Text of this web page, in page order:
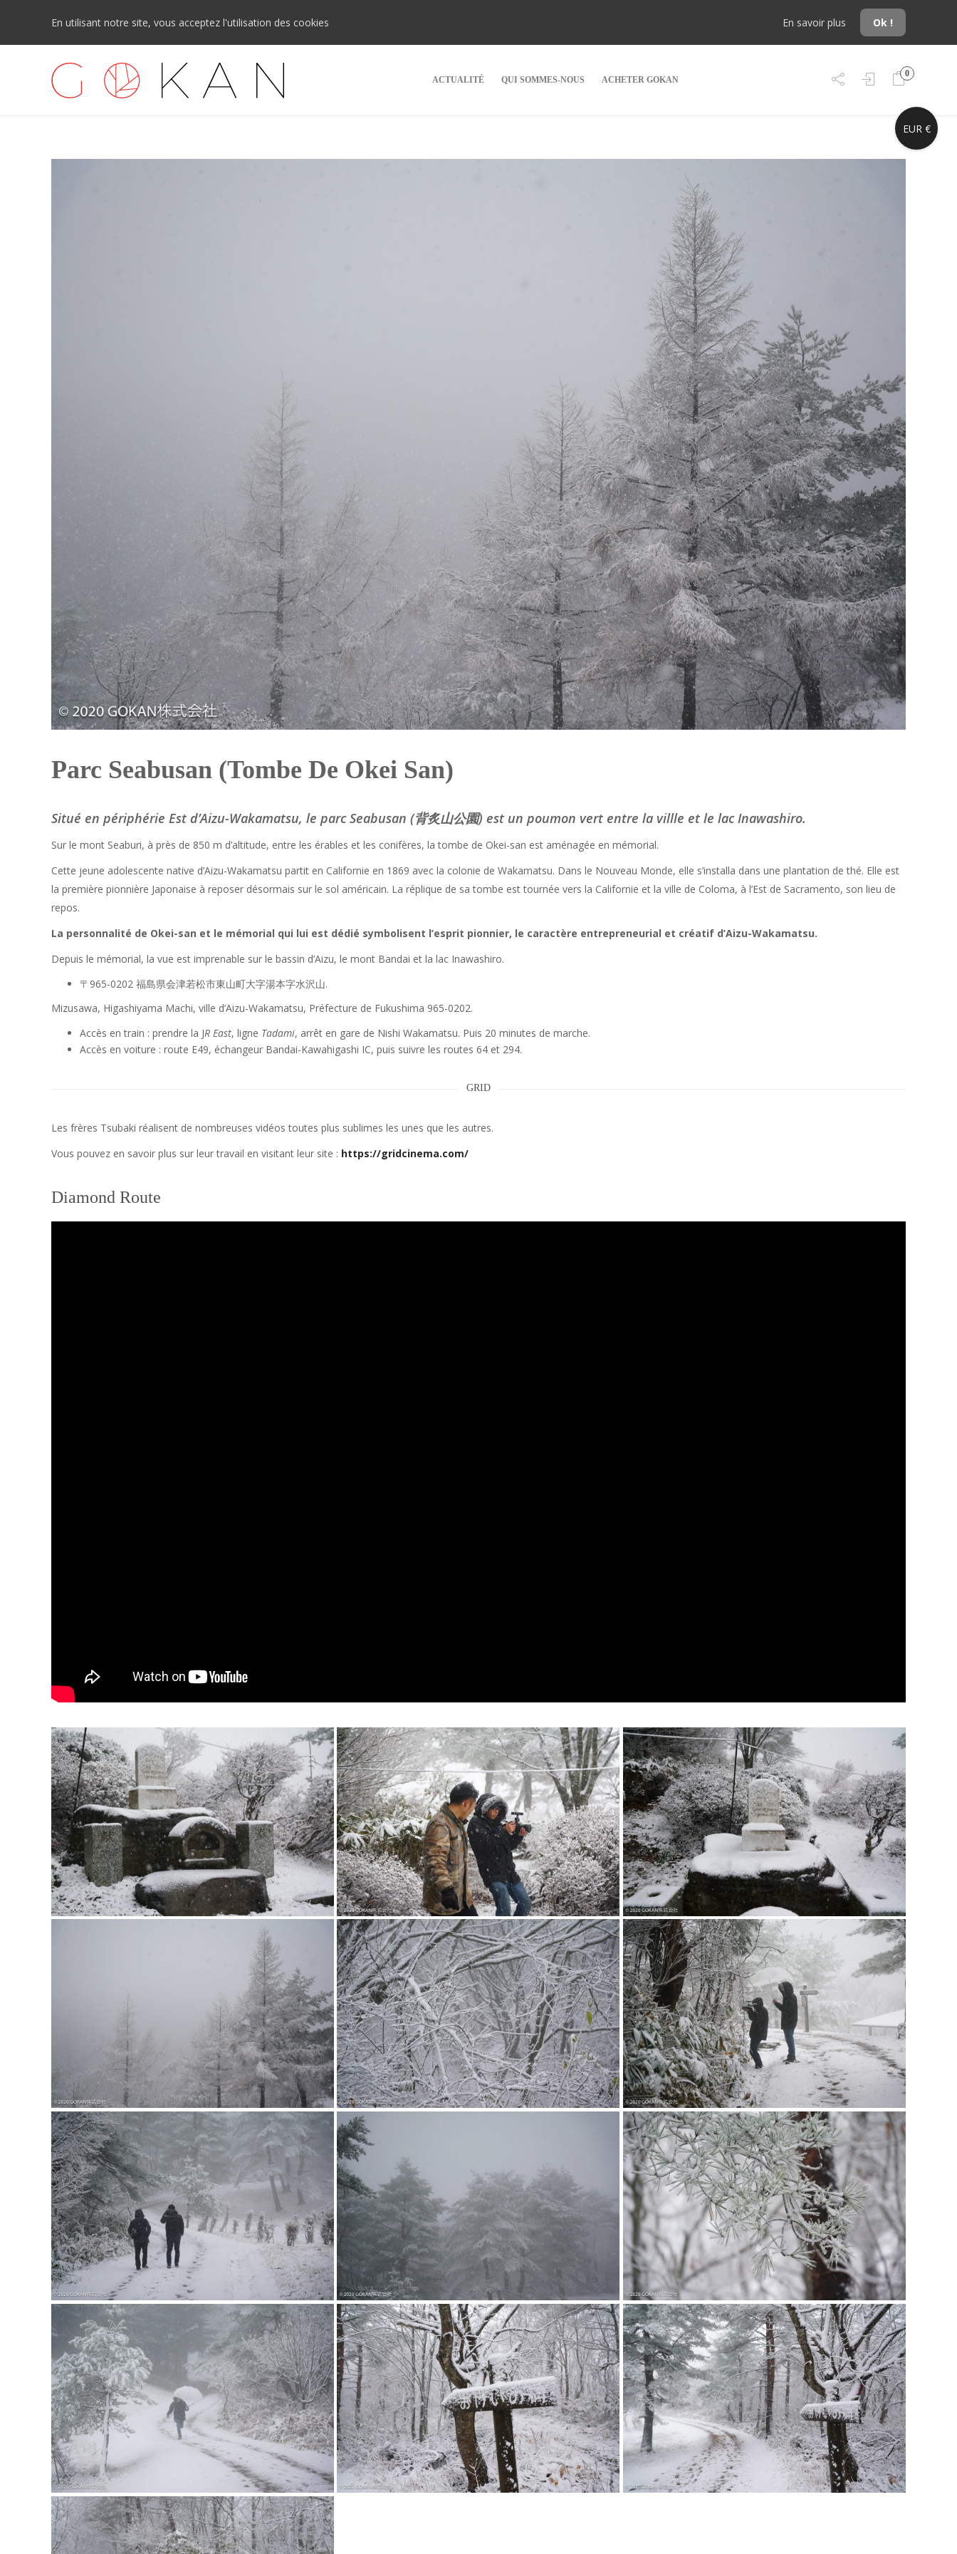
En utilisant notre site, vous acceptez l'utilisation des cookies En savoir plus Ok !
ACTUALITÉ QUI SOMMES-NOUS ACHETER GOKAN
0
Parc Seabusan (tombe De Okei San)
Situé en périphérie Est d’Aizu-Wakamatsu, le parc Seabusan (背炙山公園) est un poumon vert entre la villle et le lac Inawashiro.
Sur le mont Seaburi, à près de 850 m d’altitude, entre les érables et les conifères, la tombe de Okei-san est aménagée en mémorial.
Cette jeune adolescente native d’Aizu-Wakamatsu partit en Californie en 1869 avec la colonie de Wakamatsu. Dans le Nouveau Monde, elle s’installa dans une plantation de thé. Elle est
la première pionnière Japonaise à reposer désormais sur le sol américain. La réplique de sa tombe est tournée vers la Californie et la ville de Coloma, à l’Est de Sacramento, son lieu de
repos.
La personnalité de Okei-san et le mémorial qui lui est dédié symbolisent l’esprit pionnier, le caractère entrepreneurial et créatif d’Aizu-Wakamatsu.
Depuis le mémorial, la vue est imprenable sur le bassin d’Aizu, le mont Bandai et la lac Inawashiro.
〒965-0202 福島県会津若松市東山町大字湯本字水沢山.
Mizusawa, Higashiyama Machi, ville d’Aizu-Wakamatsu, Préfecture de Fukushima 965-0202.
Accès en train : prendre la JR East, ligne Tadami, arrêt en gare de Nishi Wakamatsu. Puis 20 minutes de marche.
Accès en voiture : route E49, échangeur Bandai-Kawahigashi IC, puis suivre les routes 64 et 294.
GRID
Les frères Tsubaki réalisent de nombreuses vidéos toutes plus sublimes les unes que les autres.
Vous pouvez en savoir plus sur leur travail en visitant leur site : https://gridcinema.com/
Diamond Route
EUR €